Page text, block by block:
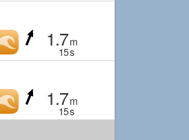
1.7m
15s
1.7m
15s